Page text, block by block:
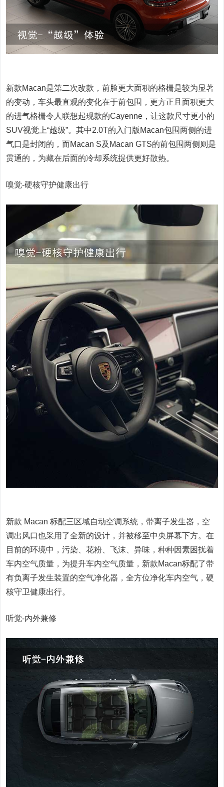
新款Macan是第二次改款，前脸更大面积的格栅是较为显著
的变动，车头最直观的变化在于前包围，更方正且面积更大
的进气格栅令人联想起现款的Cayenne，让这款尺寸更小的
SUV视觉上“越级”。其中2.0T的入门版Macan包围两侧的进
气口是封闭的，而Macan S及Macan GTS的前包围两侧则是
贯通的，为藏在后面的冷却系统提供更好散热。
嗅觉-硬核守护健康出行
新款 Macan 标配三区域自动空调系统，带离子发生器，空
调出风口也采用了全新的设计，并被移至中央屏幕下方。在
目前的环境中，污染、花粉、飞沫、异味，种种因素困扰着
车内空气质量，为提升车内空气质量，新款Macan标配了带
有负离子发生装置的空气净化器，全方位净化车内空气，硬
核守卫健康出行。
听觉-内外兼修